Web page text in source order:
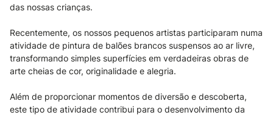
das nossas crianças.
Recentemente, os nossos pequenos artistas participaram numa
atividade de pintura de balões brancos suspensos ao ar livre,
transformando simples superfícies em verdadeiras obras de
arte cheias de cor, originalidade e alegria.
Além de proporcionar momentos de diversão e descoberta,
este tipo de atividade contribui para o desenvolvimento da